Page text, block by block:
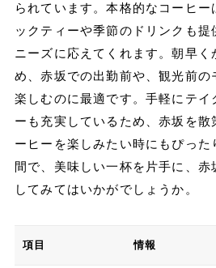
られています。本格的なコーヒ
ックティーや季節のドリンクも
ニーズに応えてくれます。朝早く
め、赤坂での出勤前や、観光前の
楽しむのに最適です。手軽にテイ
ーも充実しているため、赤坂を散
ーヒーを楽しみたい時にもぴっ
間で、美味しい一杯を片手に、赤
してみてはいかがでしょうか。
項目 情報